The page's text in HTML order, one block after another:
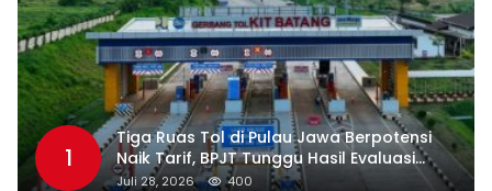
1
Tiga Ruas Tol di Pulau Jawa Berpotensi
Naik Tarif, BPJT Tunggu Hasil Evaluasi
Standar Pelayanan
Juli 28, 2026 400